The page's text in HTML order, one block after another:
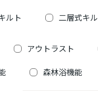
ルト 二層式キ
アウトラスト
森林浴機能